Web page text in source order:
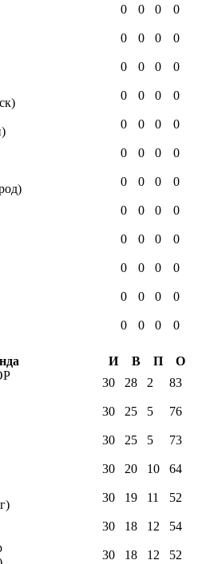
0 0 0 0
0 0 0 0
0 0 0 0
0 0 0 0
0 0 0 0
0 0 0 0
0 0 0 0
0 0 0 0
0 0 0 0
0 0 0 0
0 0 0 0
0 0 0
0
И В П
О
30 28 2 83
30 25 5 76
30 25 5 73
30 20 10 64
30 19 11 52
30 18 12 54
30 18 12 52